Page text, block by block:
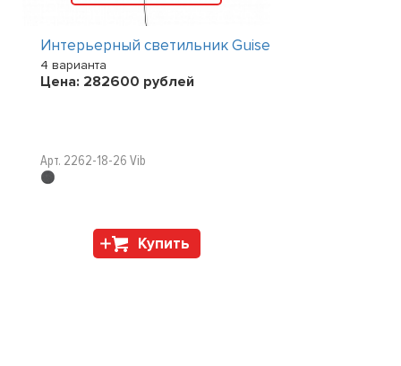
Интерьерный светильник Guise
4 варианта
Цена: 282600 рублей
Арт. 2262-18-26 Vib
Купить